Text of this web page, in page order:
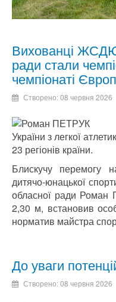
Вихованці
ради стали
чемпіонаті
Створено: 08 червня 2026
України з легкої
23 регіонів країни.
Блискучу перемогу
дитячо-юнацької
обласної ради Роман
2,30 м, встановив
норматив майстра
До уваги
Створено: 08 червня 2026